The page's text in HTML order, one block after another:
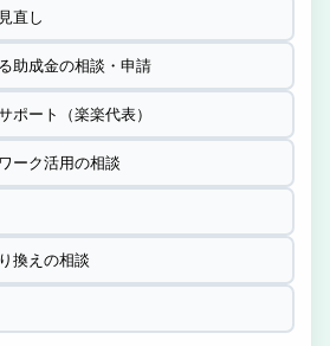
直し
助成金の相談・申請
ポート（楽楽代表）
ーク活用の相談
換えの相談